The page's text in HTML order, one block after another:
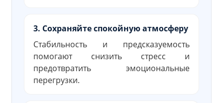
3. Сохраняйте спокойную атмосферу
Стабильность и предсказуемость
помогают снизить стресс и
предотвратить эмоциональные
перегрузки.